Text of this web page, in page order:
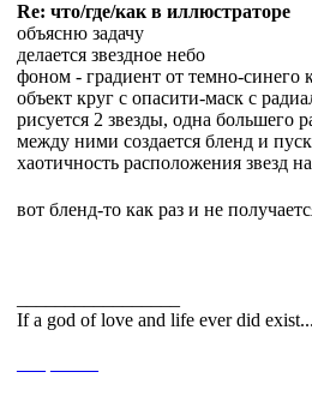
Re: что/где/как в иллюстраторе
объясню задачу
делается звездное небо
фоном - градиент от темно-синего
объект круг с опасити-маск с
рисуется 2 звезды, одна большего
между ними создается бленд и
хаотичность расположения звезд
вот бленд-то как раз и не
If a god of love and life ever did